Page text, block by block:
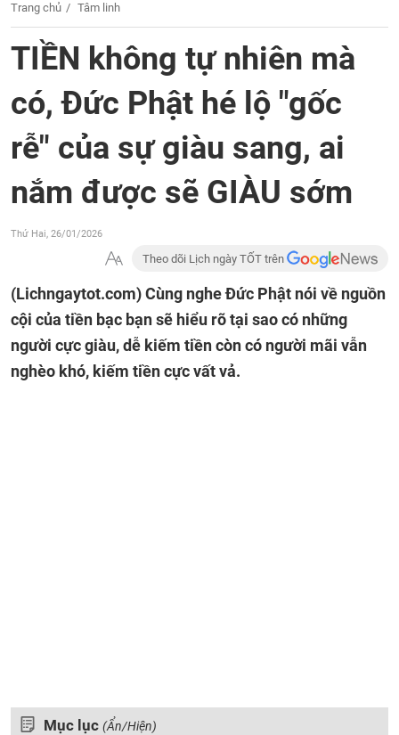
Trang chủ Tâm linh
TIỀN không tự nhiên mà
có, Đức Phật hé lộ "gốc
rễ" của sự giàu sang, ai
nắm được sẽ GIÀU sớm
Thứ Hai, 26/01/2026
Theo dõi Lịch ngày TỐT trên
(Lichngaytot.com)Cùng nghe Đức Phật nói về nguồn
cội của tiền bạc bạn sẽ hiểu rõ tại sao có những
người cực giàu, dễ kiếm tiền còn có người mãi vẫn
nghèo khó, kiếm tiền cực vất vả.
Mục lục (Ẩn/Hiện)